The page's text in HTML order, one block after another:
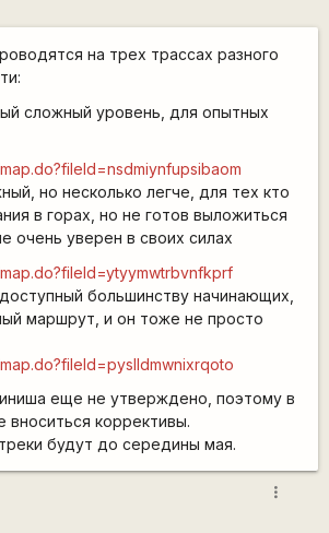
на трех трассах разного
сложный уровень, для опытных
но несколько легче, для тех кто
в горах, но не готов выложиться
очень уверен в своих силах
большинству начинающих,
маршрут, и он тоже не просто
еще не утверждено, поэтому в
вноситься коррективы.
будут до середины мая.
more_vert